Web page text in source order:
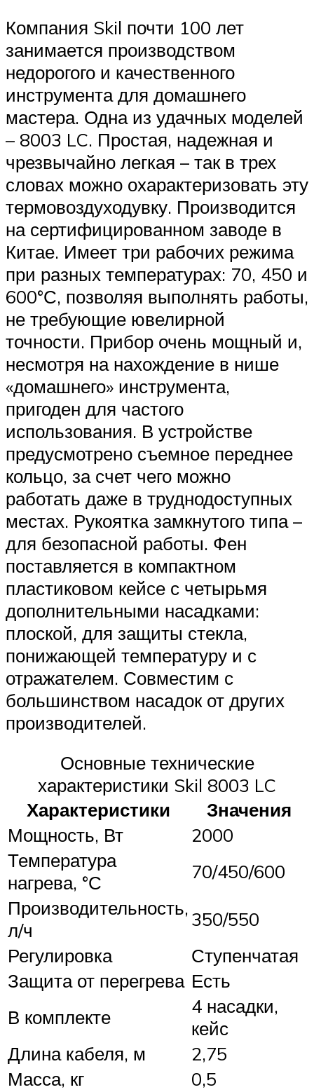
Компания Skil почти 100 лет
занимается производством
недорогого и качественного
инструмента для домашнего
мастера. Одна из удачных моделей
– 8003 LC. Простая, надежная и
чрезвычайно легкая – так в трех
словах можно охарактеризовать эту
термовоздуходувку. Производится
на сертифицированном заводе в
Китае. Имеет три рабочих режима
при разных температурах: 70, 450 и
600°С, позволяя выполнять работы,
не требующие ювелирной
точности. Прибор очень мощный и,
несмотря на нахождение в нише
«домашнего» инструмента,
пригоден для частого
использования. В устройстве
предусмотрено съемное переднее
кольцо, за счет чего можно
работать даже в труднодоступных
местах. Рукоятка замкнутого типа –
для безопасной работы. Фен
поставляется в компактном
пластиковом кейсе с четырьмя
дополнительными насадками:
плоской, для защиты стекла,
понижающей температуру и с
отражателем. Совместим с
большинством насадок от других
производителей.
Основные технические
характеристики Skil 8003 LC
Характеристики
Значения
Мощность, Вт
2000
Температура
нагрева, °С
70/450/600
Производительность,
л/ч
350/550
Регулировка
Ступенчатая
Защита от перегрева Есть
В комплекте
4 насадки,
кейс
Длина кабеля, м
2,75
Масса, кг
0,5